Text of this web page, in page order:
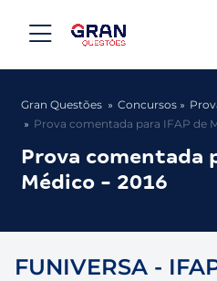
Gran Questões Concursos
Prova comentada para IFAP de
Prova comentada
Médico - 2016
FUNIVERSA -